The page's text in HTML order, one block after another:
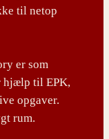
til netop
er som
hjælp til EPK,
opgaver.
rum.